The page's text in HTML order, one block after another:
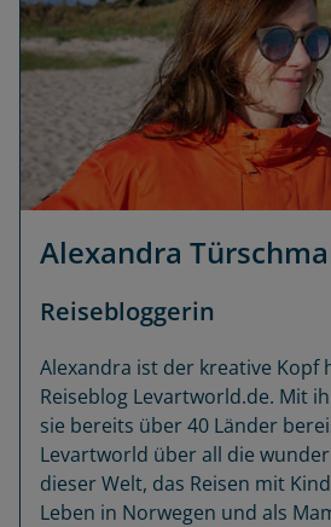
Alexandra
Reisebloggerin
Alexandra ist der kreative Kopf
Reiseblog Levartworld.de. Mit
sie bereits über 40 Länder
Levartworld über all die
dieser Welt, das Reisen mit
Leben in Norwegen und als